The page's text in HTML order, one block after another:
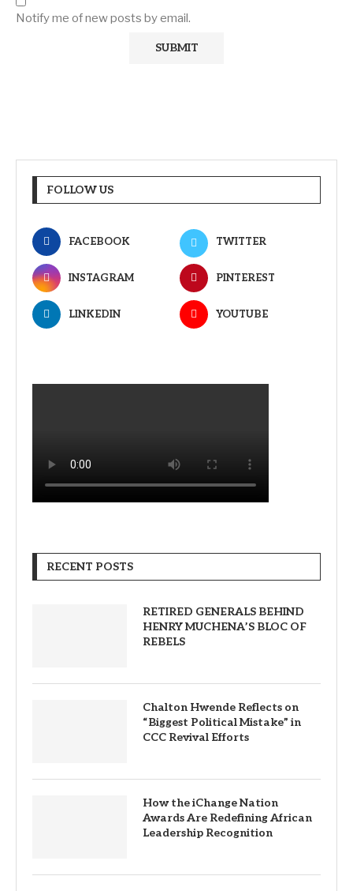
Notify me of new posts by email.
FOLLOW US
FACEBOOK TWITTER
INSTAGRAM PINTEREST
LINKEDIN YOUTUBE
RECENT POSTS
RETIRED GENERALS BEHIND
HENRY MUCHENA’S BLOC OF
REBELS
Chalton Hwende Reflects on
“Biggest Political Mistake” in
CCC Revival Efforts
How the iChange Nation
Awards Are Redefining African
Leadership Recognition